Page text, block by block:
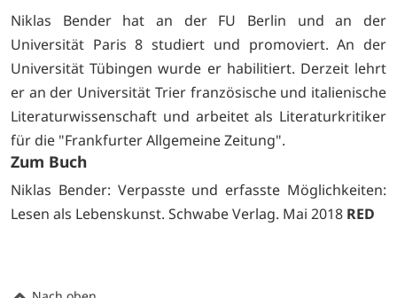
Niklas Bender hat an der FU Berlin und an der
Universität Paris 8 studiert und promoviert. An der
Universität Tübingen wurde er habilitiert. Derzeit lehrt
er an der Universität Trier französische und italienische
Literaturwissenschaft und arbeitet als Literaturkritiker
für die "Frankfurter Allgemeine Zeitung".
Zum Buch
Niklas Bender: Verpasste und erfasste Möglichkeiten:
Lesen als Lebenskunst. Schwabe Verlag. Mai 2018 RED